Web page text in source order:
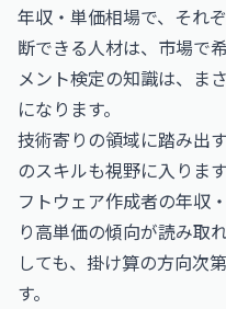
年収・単価相場で、それ
断できる人材は、市場で
メント検定の知識は、ま
になります。
技術寄りの領域に踏み出
のスキルも視野に入りま
フトウェア作成者の年収
り高単価の傾向が読み取
しても、掛け算の方向次
す。